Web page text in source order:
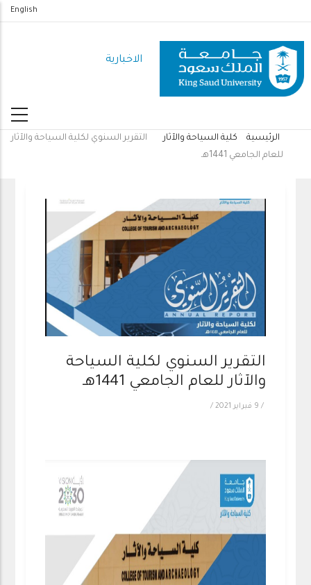
المحتوى
الرئيسي
English
الاخبارية
مسار
الرئيسية كلية السياحة والآثار
التقرير السنوي لكلية السياحة والآثار
للعام الجامعي 1441هـ
التقرير السنوي لكلية السياحة
والآثار للعام الجامعي 1441هـ
/ 9 فبراير 2021 /